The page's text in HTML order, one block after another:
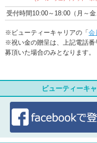
受付時間10:00～18:00（月～金
※ビューティーキャリアの「 会
※祝い金の贈呈は、上記電話番
募頂いた場合のみとなります。
ビューティーキ